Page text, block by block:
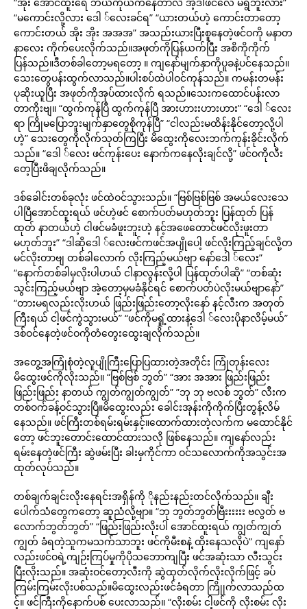
“မကောင်းလို့လား ဒေါ ်လေးခင်ရ” “ယားတယ်ဟဲ့ ကောင်းတာတော့
ကောင်းတယ် အိုး အိုး အအအ” အသည်းယားပြီးစူနေတဲ့ဖင်ဝကို မနာတ
နာလေး ကိုက်ပေးလိုက်သည်။အဖုတ်ကိုပြန်ယက်ပြီး အစိကိုကိုက်
ပြန်သည်။ဒီတစ်ခါတော့မရတော့ ။ ကျနော်မျက်နှာကိုပူခနဲ့ပင်နေသည်။
သေးတွေပန်းထွက်လာသည်။ပါးစပ်ထဲပါဝင်ကုန်သည်။ ကမန်းတမန်း
ပုဆိုးယူပြီး အဖုတ်ကိုအုပ်ထားလိုက် ရသည်။သေးကထောင်ပန်းလာ
တာကိုးဗျ။ “ထွက်ကုန်ပြီ ထွက်ကုန်ပြီ အားဟားးဟားဟား” “ဒေါ ်လေး
ရာ ကြိုမပြောဘူးမျက်နှာတွေစိုကုန်ပြီ” “ငါလည်းမထိန်းနိုင်တော့လို့ပါ
ဟဲ့” သေးတွေကိုလိုက်သုတ်ကြပြီး မိထွေးကိုလေးဘက်ကုန်းခိုင်းလိုက်
သည်။ “ဒေါ ်လေး ဖင်ကုန်းပေး နောက်ကနေလိုးချင်လို့” ဖင်ဝကိုလီး
တေ့ပြီးဖိချလိုက်သည်။
ဒစ်ခေါင်းတစ်ခုလုံး ဖင်ထဲဝင်သွားသည်။ “ဗြစ်ဗြစ်ဗြစ် အမယ်လေးသေ
ပါပြီအောင်ထူးရယ် ဖင်ဟဲ့ဖင် စောက်ပတ်မဟုတ်ဘူး ပြန်ထုတ် ပြန်
ထုတ် နာတယ်ဟဲ့ ငါဖင်မခံဖူးဘူးဟဲ့ နင့်အဖေတောင်ဖင်လိုးဖူးတာ
မဟုတ်ဘူး” “ဒါဆိုဒေါ ်လေးဖင်ကဖင်အပျိုပေါ့ ဖင်လိုးကြည့်ချင်လို့တ
မင်လိုးတာဗျ တစ်ခါလောက် လိုးကြည့်မယ်ဗျာ နော်ဒေါ ်လေး”
“နောက်တစ်ခါမှလိုးပါဟယ် ငါနာလွန်းလို့ပါ ပြန်ထုတ်ပါဆို” “တစ်ဆုံး
သွင်းကြည့်မယ်ဗျာ အဲ့တော့မှမခံနိုင်ရင် စောက်ပတ်ပဲလိုးမယ်ဗျာနော်”
“တားမရလည်းလိုးဟယ် ဖြည်းဖြည်းတော့လိုးနော် နင့်လီးက အတုတ်
ကြီးရယ် ငါ့ဖင်ကွဲသွားမယ်” “ဖင်ကိုမရှုံ့ထားနဲ့ဒေါ ်လေးပိုနာလိမ့်မယ်”
ဒစ်ဝင်နေတဲ့ဖင်ဝကိုတံတွေးထွေးချလိုက်သည်။
အတွေ့အကြုံစုံတဲ့လူပျိုကြီးပြောပြထားတဲ့အတိုင်း ကြုံတုန်းလေး
မိထွေးဖင်ကိုလိုးသည်။ “ဗြစ်ဗြစ် ဘွတ်” “အား အအား ဖြည်းဖြည်း
ဖြည်းဖြည်း နာတယ် ကျွတ်ကျွတ်ကျွတ်” ”ဘု ဘု ဗလစ် ဘွတ်” လီးက
တစ်ဝက်ခန့်ဝင်သွားပြီ။မိထွေးလည်း ခေါင်းအုန်းကိုကိုက်ပြီးတွန့်လိမ်
နေသည်။ ဖင်ကြီးတစ်ရမ်းရမ်းနှင့်။ထောက်ထားတဲ့လက်က မထောင်နိုင်
တော့ ဖင်ဘူးတောင်းထောင်ထားသလို ဖြစ်နေသည်။ ကျနော်လည်း
ရမ်းနေတဲ့ဖင်ကြီး ဆွဲဖမ်းပြီး ခါးမှကိုင်ကာ ဝင်သလောက်ကိုအသွင်းအ
ထုတ်လုပ်သည်။
တစ်ချက်ချင်းလိုးနေရင်းအရှိန်ကို ိုနည်းနည်းတင်လိုက်သည်။ ချီး
ပေါက်သံတွေကတော့ ဆူညံလို့ဗျာ။ “ဘု ဘွတ်ဘွတ်ဗြီးးးးးး ဗလွတ် ဗ
လောက်ဘွတ်ဘွတ်” “ဖြည်းဖြည်းလိုးပါ အောင်ထူးရယ် ကျွတ်ကျွတ်
ကျွတ် ခံရတဲ့သူကမသက်သာဘူး ဖင်ကိုမီးစနဲ့ ထိုးနေသလိုပဲ” ကျနော်
လည်းဖင်ဝရဲ့ကျဉ်းကြပ်မှုကိုပိုသဘောကျပြီး ဖင်အဆုံးသာ လီးသွင်း
ပြီးလိုးသည်။ အဆုံးဝင်တော့လီးကို ဆွဲထုတ်လိုက်လိုးလိုက်ဖြင့် ခပ်
ကြမ်းကြမ်းလိုးပစ်သည်။မိထွေးလည်းဖင်ခံရတာ ကြိုုက်လာသည်ထ
င့်။ ဖင်ကြီးကိုနောက်ပစ် ပေးလာသည်။ “လိုးစမ်း ငါ့ဖင်ကို လိုးစမ်း လိုး